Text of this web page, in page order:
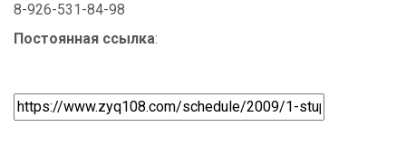
8-926-531-84-98
Постоянная ссылка: